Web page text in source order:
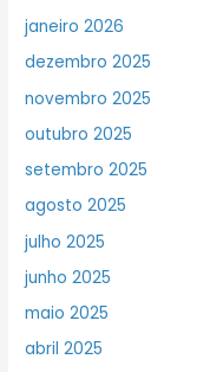
janeiro 2026
dezembro 2025
novembro 2025
outubro 2025
setembro 2025
agosto 2025
julho 2025
junho 2025
maio 2025
abril 2025